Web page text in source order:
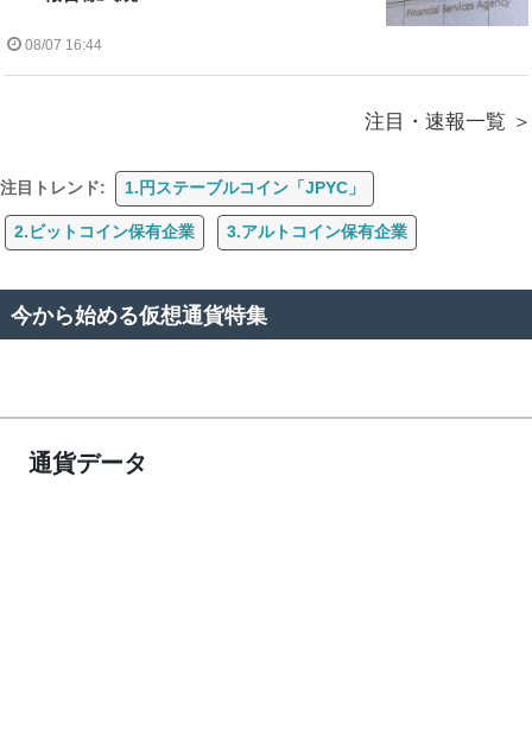
08/07 16:44
注目・速報一覧
注目トレンド: 1.円ステーブルコイン「JPYC」
2.ビットコイン保有企業 3.アルトコイン保有企業
今から始める仮想通貨特集
通貨データ